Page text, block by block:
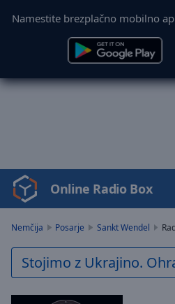
Namestite brezplačno mobilno
Video
Player
Play
Video
Online Radio Box
Nemčija Posarje Sankt Wendel
Stojimo z Ukrajino.